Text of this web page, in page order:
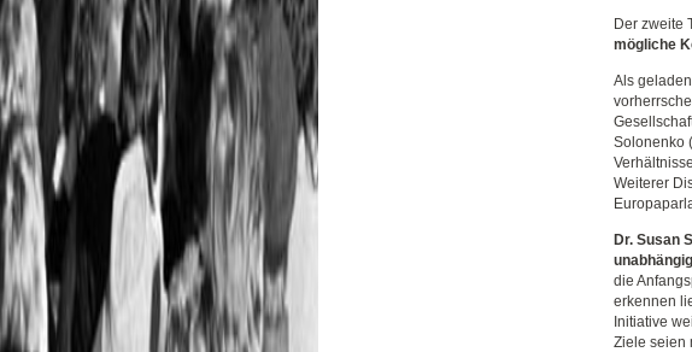
Der zweite
mögliche
Als
Solonenko
Weiterer
Dr. Susan
die
erkennen
Initiative
Ziele seien